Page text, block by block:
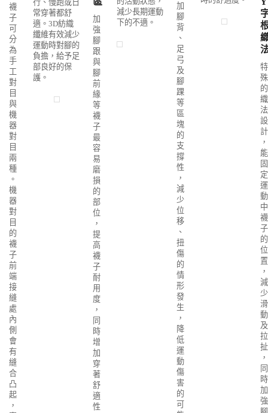
襪
子
可
分
為
手
工
對
目
與
機
器
對
目
兩
種
。
機
器
對
目
的
襪
子
前
端
接
縫
處
內
側
會
有
縫
合
凸
起
，
行、慢跑或日
常穿著都舒
適。3D紡織
纖維有效減少
運動時對腳的
負擔，給予足
部良好的保
護。
加
強
腳
跟
與
腳
前
緣
等
襪
子
最
容
易
磨
損
的
部
位
，
提
高
襪
子
耐
用
度
，
同
時
增
加
穿
著
舒
適
性
減少長期運動
下的不適。
加
腳
背
、
足
弓
及
腳
踝
等
區
塊
的
支
撐
性
，
減
少
位
移
、
扭
傷
的
情
形
發
生
，
降
低
運
動
傷
害
的
可
特
殊
的
織
法
設
計
，
能
固
定
運
動
中
襪
子
的
位
置
，
減
少
滑
動
及
拉
扯
，
同
時
加
強